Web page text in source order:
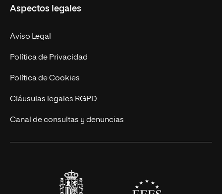
Doctorados
Experto Universitario
Postgrados
Cursos Universitarios
Facultades
Nuestro Equipo
Trabaja en UNIR
Actualidad
UNIR Revista
Eventos
Aspectos legales
Aviso Legal
Política de Privacidad
Política de Cookies
Cláusulas legales RGPD
Canal de consultas y denuncias